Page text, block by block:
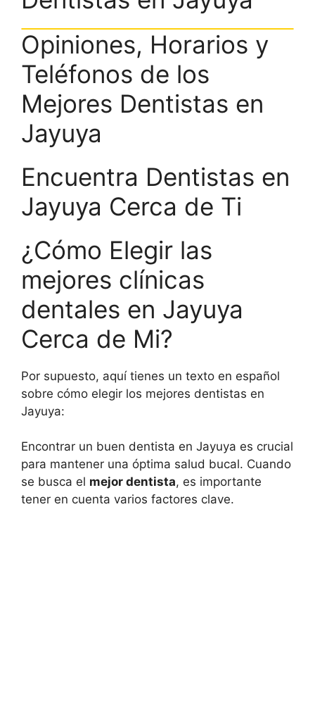
Opiniones, Horarios y
Teléfonos de los
Mejores Dentistas en
Jayuya
Encuentra Dentistas en
Jayuya Cerca de Ti
¿Cómo Elegir las
mejores clínicas
dentales en Jayuya
Cerca de Mi?
Por supuesto, aquí tienes un texto en español
sobre cómo elegir los mejores dentistas en
Jayuya:
Encontrar un buen dentista en Jayuya es crucial
para mantener una óptima salud bucal. Cuando
se busca el mejor dentista, es importante
tener en cuenta varios factores clave.